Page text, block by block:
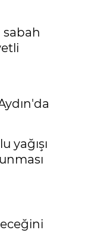
sabah
yağışı